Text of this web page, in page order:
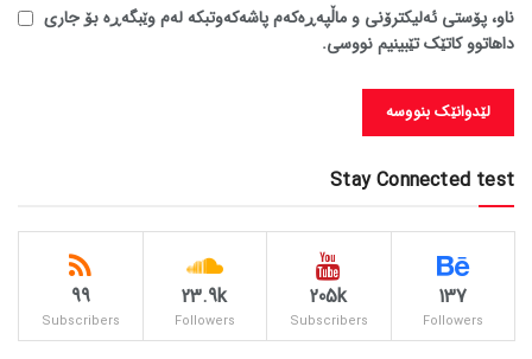
ناو، پۆستی ئەلیکترۆنی و ماڵپەڕەکەم پاشەکەوتبکە لەم وێبگەڕە بۆ جاری
داهاتوو کاتێک تێبینیم نووسی.
Stay Connected test
137
Followers
205k
Subscribers
23.9k
Followers
99
Subscribers